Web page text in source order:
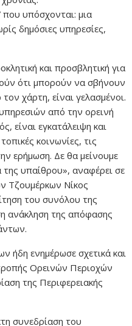
που υπόσχονται: μια
δημόσιες υπηρεσίες,
και προσβλητική για
ότι μπορούν να σβήνουν
χάρτη, είναι γελασμένοι.
από την ορεινή
είναι εγκατάλειψη και
κοινωνίες, τις
ερήμωση. Δε θα μείνουμε
της υπαίθρου», αναφέρει σε
Τζουμέρκων Νίκος
του συνόλου της
ανάκληση της απόφασης
ήδη ενημέρωσε σχετικά και
Ορεινών Περιοχών
της Περιφερειακής
συνεδρίαση του